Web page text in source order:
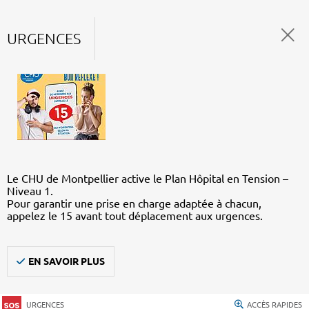
URGENCES
Le CHU de Montpellier active le Plan Hôpital en Tension –
Niveau 1.
Pour garantir une prise en charge adaptée à chacun,
appelez le 15 avant tout déplacement aux urgences.
EN SAVOIR PLUS
URGENCES ACCÈS RAPIDES